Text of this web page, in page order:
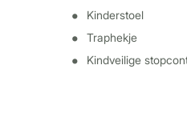
Kinderstoel
Traphekje
Kindveilige